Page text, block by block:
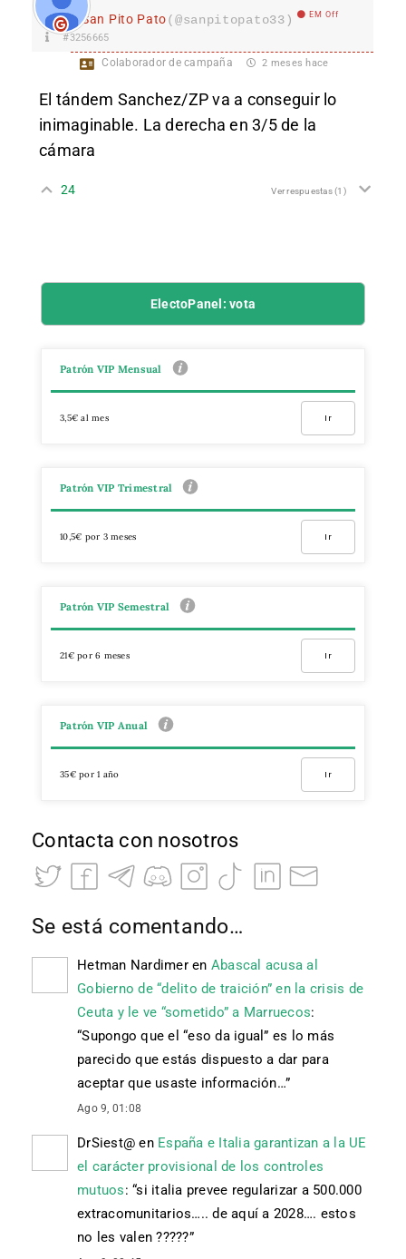
San Pito Pato(@sanpitopato33) EM Off
#3256665
Colaborador de campaña 2 meses hace
El tándem Sanchez/ZP va a conseguir lo
inimaginable. La derecha en 3/5 de la
cámara
24 Ver respuestas(1)
ElectoPanel: vota
Patrón VIP Mensual
3,5€ al mes Ir
Patrón VIP Trimestral
10,5€ por 3 meses Ir
Patrón VIP Semestral
21€ por 6 meses Ir
Patrón VIP Anual
35€ por 1 año Ir
Contacta con nosotros
Se está comentando…
Hetman Nardimeren Abascal acusa al
Gobierno de “delito de traición” en la crisis de
Ceuta y le ve “sometido” a Marruecos:
“Supongo que el “eso da igual” es lo más
parecido que estás dispuesto a dar para
aceptar que usaste información…”
Ago 9, 01:08
DrSiest@ en España e Italia garantizan a la UE
el carácter provisional de los controles
mutuos: “si italia prevee regularizar a 500.000
extracomunitarios….. de aquí a 2028…. estos
no les valen ?????”